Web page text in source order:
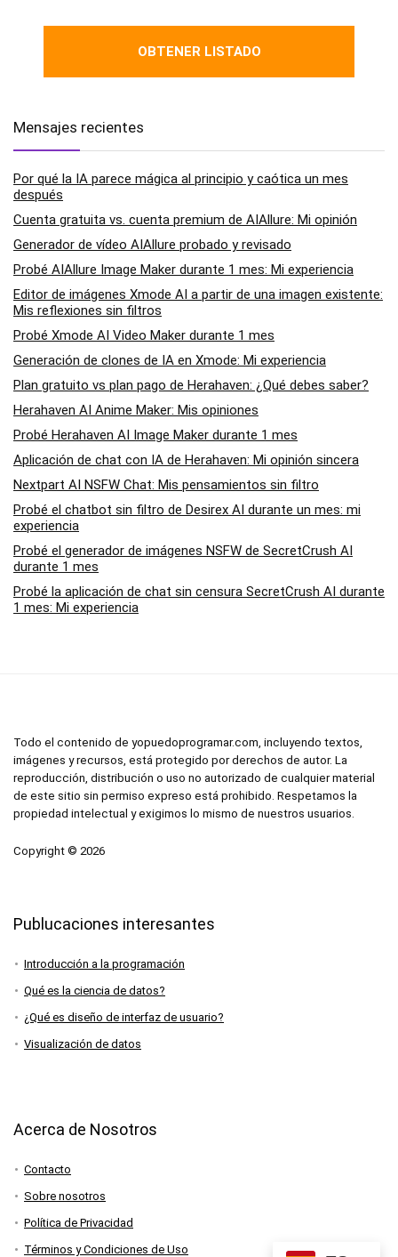
OBTENER LISTADO
Mensajes recientes
Por qué la IA parece mágica al principio y caótica un mes
después
Cuenta gratuita vs. cuenta premium de AIAllure: Mi opinión
Generador de vídeo AIAllure probado y revisado
Probé AIAllure Image Maker durante 1 mes: Mi experiencia
Editor de imágenes Xmode AI a partir de una imagen existente:
Mis reflexiones sin filtros
Probé Xmode AI Video Maker durante 1 mes
Generación de clones de IA en Xmode: Mi experiencia
Plan gratuito vs plan pago de Herahaven: ¿Qué debes saber?
Herahaven AI Anime Maker: Mis opiniones
Probé Herahaven AI Image Maker durante 1 mes
Aplicación de chat con IA de Herahaven: Mi opinión sincera
Nextpart AI NSFW Chat: Mis pensamientos sin filtro
Probé el chatbot sin filtro de Desirex AI durante un mes: mi
experiencia
Probé el generador de imágenes NSFW de SecretCrush AI
durante 1 mes
Probé la aplicación de chat sin censura SecretCrush AI durante
1 mes: Mi experiencia
Todo el contenido de yopuedoprogramar.com, incluyendo textos,
imágenes y recursos, está protegido por derechos de autor. La
reproducción, distribución o uso no autorizado de cualquier material
de este sitio sin permiso expreso está prohibido. Respetamos la
propiedad intelectual y exigimos lo mismo de nuestros usuarios.
Copyright © 2026
Publucaciones interesantes
Introducción a la programación
Qué es la ciencia de datos?
¿Qué es diseño de interfaz de usuario?
Visualización de datos
Acerca de Nosotros
Contacto
Sobre nosotros
Política de Privacidad
Términos y Condiciones de Uso